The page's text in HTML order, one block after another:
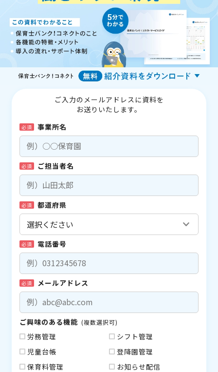
ご入力のメールアドレスに資料を
お送りいたします。
必須 事業所名
必須 ご担当者名
必須 都道府県
必須 電話番号
必須 メールアドレス
ご興味のある機能 (複数選択可)
労務管理
シフト管理
児童台帳
登降園管理
保育料管理
お知らせ配信